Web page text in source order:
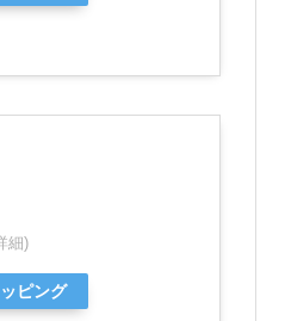
細)
ピング